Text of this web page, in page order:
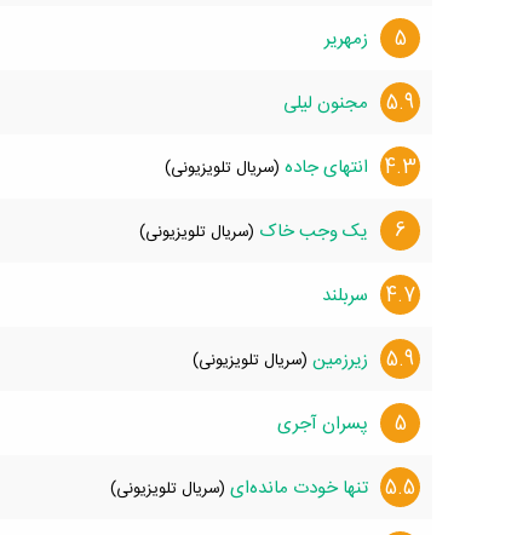
5 زمهریر
5.9 مجنون لیلی
4.3 انتهای‌ جاده (سریال تلویزیونی)
6 یک وجب خاک (سریال تلویزیونی)
4.7 سربلند
5.9 زیرزمین (سریال تلویزیونی)
5 پسران آجری
5.5 تنها خودت مانده‌ای (سریال تلویزیونی)